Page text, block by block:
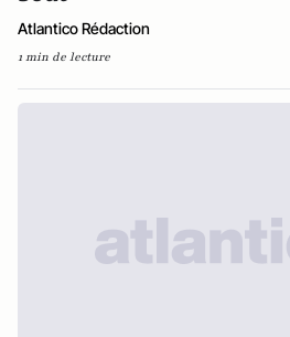
Atlantico Rédaction
1 min de lecture